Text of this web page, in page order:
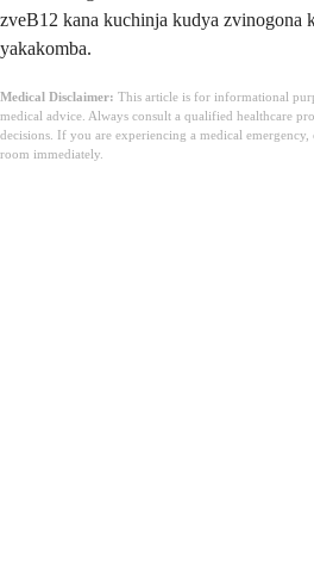
zveB12 kana kuchinja kudya zvinogona
yakakomba.
Medical Disclaimer: This article is for informational
medical advice. Always consult a qualified healthcare
decisions. If you are experiencing a medical
room immediately.